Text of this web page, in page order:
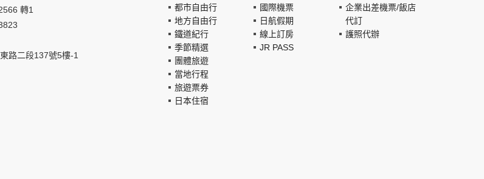
轉1
路二段137號5樓-1
都市自由行
地方自由行
鐵道紀行
季節精選
團體旅遊
當地行程
旅遊票券
日本住宿
國際機票
日航假期
線上訂房
JR PASS
企業出差機票/飯店
代訂
護照代辦